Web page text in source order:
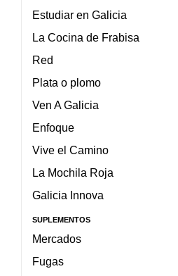
Estudiar en Galicia
La Cocina de Frabisa
Red
Plata o plomo
Ven A Galicia
Enfoque
Vive el Camino
La Mochila Roja
Galicia Innova
SUPLEMENTOS
Mercados
Fugas